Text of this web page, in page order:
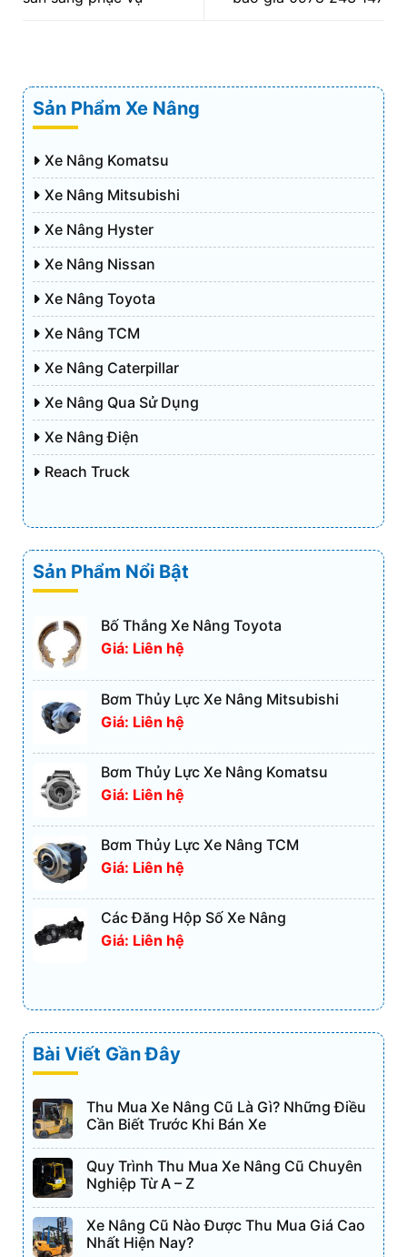
Sản Phẩm Xe Nâng
Xe Nâng Komatsu
Xe Nâng Mitsubishi
Xe Nâng Hyster
Xe Nâng Nissan
Xe Nâng Toyota
Xe Nâng TCM
Xe Nâng Caterpillar
Xe Nâng Qua Sử Dụng
Xe Nâng Điện
Reach Truck
Sản Phẩm Nổi Bật
Bố Thắng Xe Nâng Toyota
Giá: Liên hệ
Bơm Thủy Lực Xe Nâng Mitsubishi
Giá: Liên hệ
Bơm Thủy Lực Xe Nâng Komatsu
Giá: Liên hệ
Bơm Thủy Lực Xe Nâng TCM
Giá: Liên hệ
Các Đăng Hộp Số Xe Nâng
Giá: Liên hệ
Bài Viết Gần Đây
Thu Mua Xe Nâng Cũ Là Gì? Những Điều
Cần Biết Trước Khi Bán Xe
Quy Trình Thu Mua Xe Nâng Cũ Chuyên
Nghiệp Từ A – Z
Xe Nâng Cũ Nào Được Thu Mua Giá Cao
Nhất Hiện Nay?